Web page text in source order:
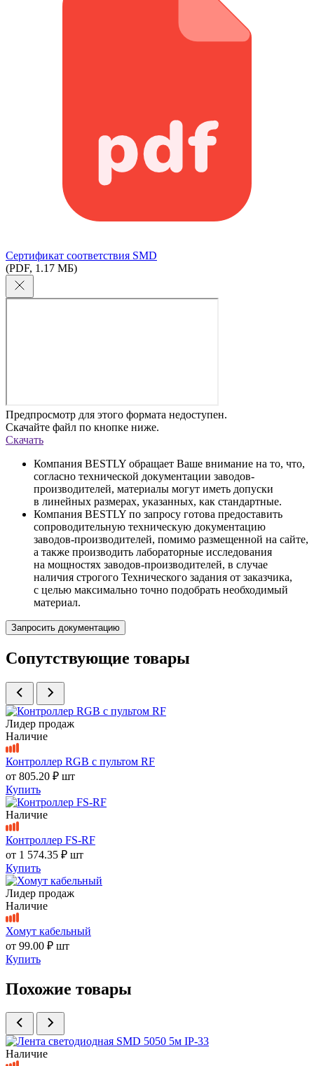
Сертификат соответствия SMD
(PDF, 1.17 МБ)
Предпросмотр для этого формата недоступен.
Скачайте файл по кнопке ниже.
Скачать
Компания BESTLY обращает Ваше внимание на то, что,
согласно технической документации заводов-
производителей, материалы могут иметь допуски
в линейных размерах, указанных, как стандартные.
Компания BESTLY по запросу готова предоставить
сопроводительную техническую документацию
заводов-производителей, помимо размещенной на сайте,
а также производить лабораторные исследования
на мощностях заводов-производителей, в случае
наличия строгого Технического задания от заказчика,
с целью максимально точно подобрать необходимый
материал.
Запросить документацию
Сопутствующие товары
Лидер продаж
Наличие
Контроллер RGB с пультом RF
от 805.20 ₽ шт
Купить
Наличие
Контроллер FS-RF
от 1 574.35 ₽ шт
Купить
Лидер продаж
Наличие
Хомут кабельный
от 99.00 ₽ шт
Купить
Похожие товары
Наличие